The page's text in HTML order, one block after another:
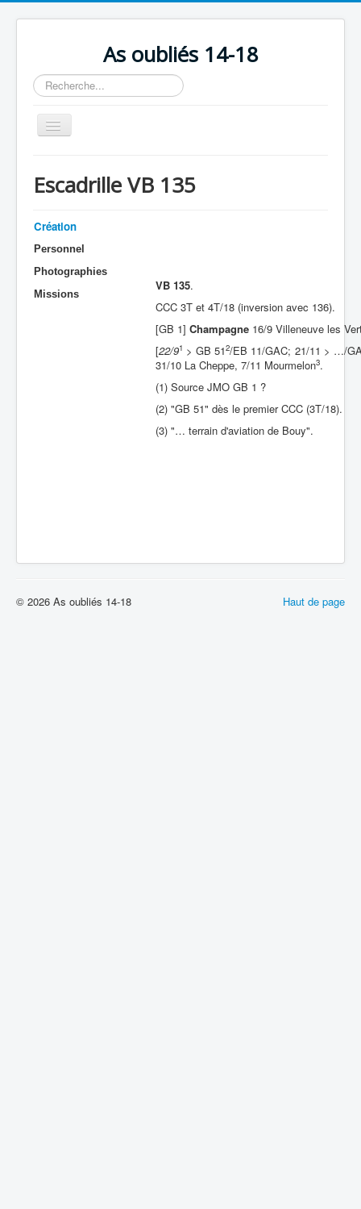
As oubliés 14-18
Rechercher
Basculer
la
Chronologie
Escadrilles
Organisation
Avions
Personnels
Escadrille VB 135
Création
Personnel
Photographies
Missions
VB 135.
CCC 3T et 4T/18 (inversion avec 136).
[GB 1] Champagne 16/9 Villeneuve les
[22/91 > GB 512/EB 11/GAC; 21/11 > …/
31/10 La Cheppe, 7/11 Mourmelon3.
(1) Source JMO GB 1 ?
(2) "GB 51" dès le premier CCC (3T/18).
(3) "… terrain d'aviation de Bouy".
Haut de page
© 2026 As oubliés 14-18